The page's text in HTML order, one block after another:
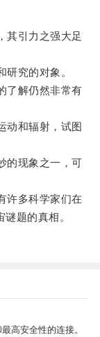
引力之强大足
究的对象。
解仍然非常有
和辐射，试图
现象之一，可
多科学家们在
题的真相。
高安全性的连接。